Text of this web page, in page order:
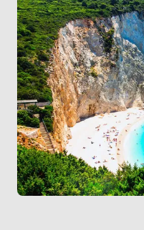
EgremniveKathisma.
Prens AdalarıMeganisi
adası) veMadouri'den
zincirini barındırıyor.